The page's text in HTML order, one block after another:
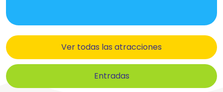
Ver todas las atracciones
Entradas